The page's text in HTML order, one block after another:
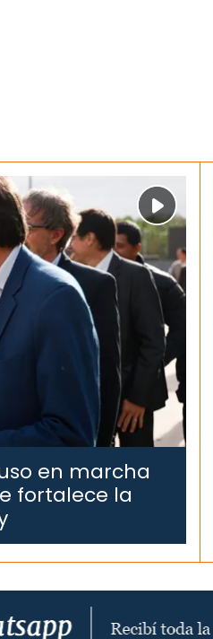
en marcha
fortalece la